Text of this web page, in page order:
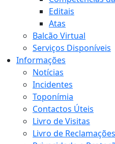
Editais
Atas
Balcão Virtual
Serviços Disponíveis
Informações
Notícias
Incidentes
Toponímia
Contactos Úteis
Livro de Visitas
Livro de Reclamações